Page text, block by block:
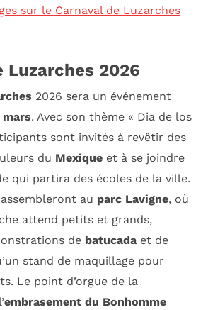
sur le Carnaval de Luzarches
Luzarches 2026
2026 sera un événement
mars. Avec son thème « Dia de los
sont invités à revêtir des
du Mexique et à se joindre
qui partira des écoles de la ville.
au parc Lavigne, où
attend petits et grands,
de batucada et de
stand de maquillage pour
Le point d’orgue de la
embrasement du Bonhomme